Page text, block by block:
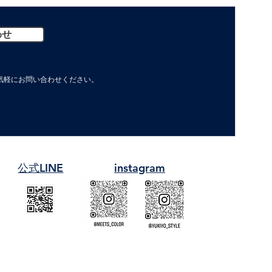
に​お問い合わせください。
せ
​公式LINE instagram